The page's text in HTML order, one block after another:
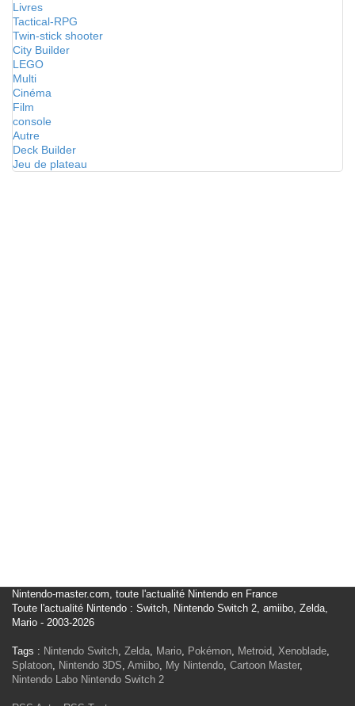
Livres
Tactical-RPG
Twin-stick shooter
City Builder
LEGO
Multi
Cinéma
Film
console
Autre
Deck Builder
Jeu de plateau
Nintendo-master.com, toute l'actualité Nintendo en France
Toute l'actualité Nintendo : Switch, Nintendo Switch 2, amiibo, Zelda,
Mario - 2003-2026
Tags : Nintendo Switch, Zelda, Mario, Pokémon, Metroid, Xenoblade,
Splatoon, Nintendo 3DS, Amiibo, My Nintendo, Cartoon Master,
Nintendo Labo Nintendo Switch 2